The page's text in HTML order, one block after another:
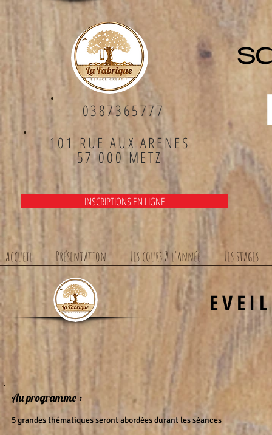
0387365777
101 RUE AUX ARENES
57 000 METZ
INSCRIPTIONS EN LIGNE
Accueil Présentation Les cours à l'année Les stages
Au programme :
5 grandes thématiques seront abordées durant les séances